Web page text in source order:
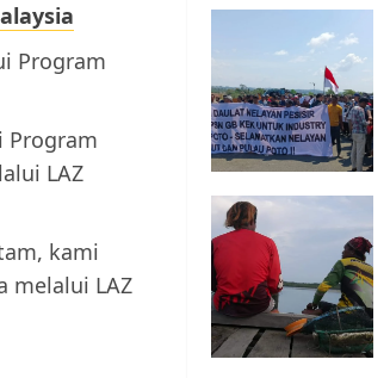
Program
Program
LAZ
kami
melalui LAZ
4
5